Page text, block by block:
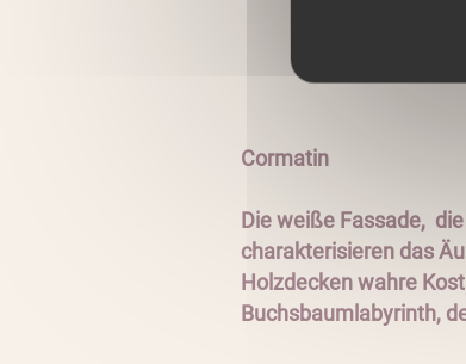
Cormatin
Die weiße Fassade,
charakterisieren das
Holzdecken wahre
Buchsbaumlabyrinth,